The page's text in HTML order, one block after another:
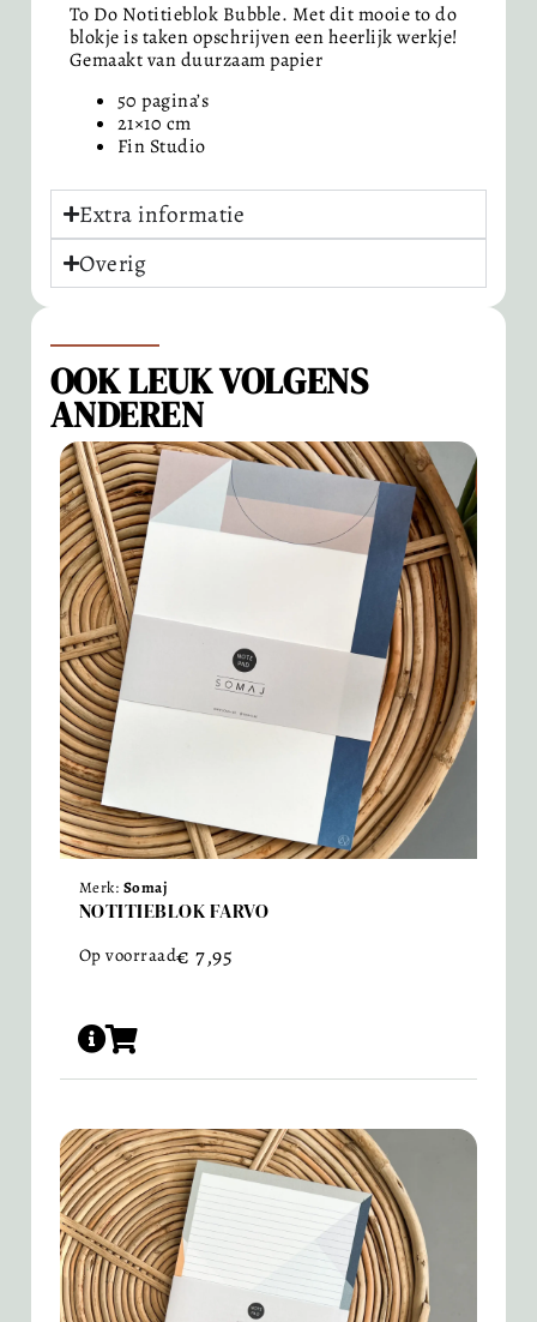
To Do Notitieblok Bubble. Met dit mooie to do
blokje is taken opschrijven een heerlijk werkje!
Gemaakt van duurzaam papier
50 pagina’s
21×10 cm
Fin Studio
Extra informatie
Overig
OOK LEUK VOLGENS
ANDEREN
Merk: Somaj
NOTITIEBLOK FARVO
Op voorraad€ 7,95